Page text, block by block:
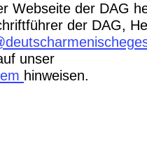
Webseite der DAG
der DAG,
unser
hinweisen.